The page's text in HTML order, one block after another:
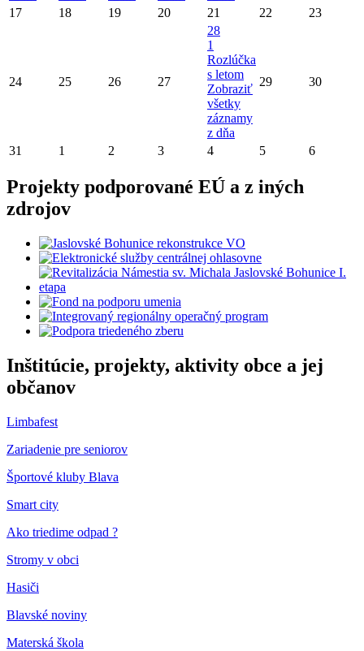
17 18 19 20 21 22 23
24 25 26 27
28
1
Rozlúčka
s letom
Zobraziť
všetky
záznamy
z dňa
29 30
31 1 2 3 4 5 6
Projekty podporované EÚ a z iných
zdrojov
Inštitúcie, projekty, aktivity obce a jej
občanov
Limbafest
Zariadenie pre seniorov
Športové kluby Blava
Smart city
Ako triedime odpad ?
Stromy v obci
Hasiči
Blavské noviny
Materská škola